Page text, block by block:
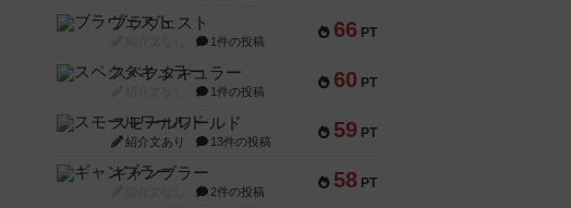
66 PT
ブラヴェスト
1件の投稿
60 PT
スペクタキュラー
1件の投稿
59 PT
スモールワールド
紹介文あり 13件の投稿
58 PT
ギャンブラー
2件の投稿